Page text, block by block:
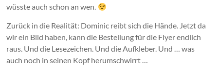
wüsste auch schon an wen.
Zurück in die Realität: Dominic reibt sich die Hände. Jetzt da
wir ein Bild haben, kann die Bestellung für die Flyer endlich
raus. Und die Lesezeichen. Und die Aufkleber. Und … was
auch noch in seinen Kopf herumschwirrt …